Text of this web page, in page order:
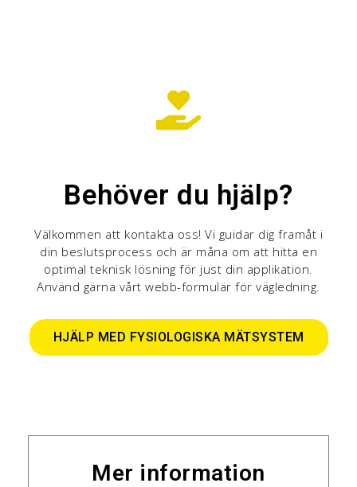
Behöver du hjälp?
Välkommen att kontakta oss! Vi guidar dig framåt i
din beslutsprocess och är måna om att hitta en
optimal teknisk lösning för just din applikation.
Använd gärna vårt webb-formulär för vägledning.
HJÄLP MED FYSIOLOGISKA MÄTSYSTEM
Mer information